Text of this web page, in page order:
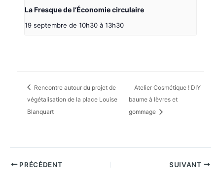
La Fresque de l’Économie circulaire
19 septembre de 10h30 à 13h30
Rencontre autour du projet de
végétalisation de la place Louise
Blanquart
Atelier Cosmétique ! DIY
baume à lèvres et
gommage
PRÉCÉDENT SUIVANT